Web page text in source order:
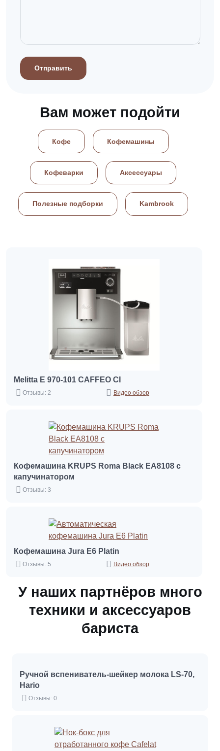
Отправить
Вам может подойти
Кофе Кофемашины
Кофеварки Аксессуары
Полезные подборки Kambrook
Melitta Е 970-101 CAFFEO CI
Отзывы: 2 Видео обзор
Кофемашина KRUPS Roma Black EA8108 с
капучинатором
Отзывы: 3
Кофемашина Jura E6 Platin
Отзывы: 5 Видео обзор
У наших партнёров много
техники и аксессуаров
бариста
Ручной вспениватель-шейкер молока LS-70,
Hario
Отзывы: 0